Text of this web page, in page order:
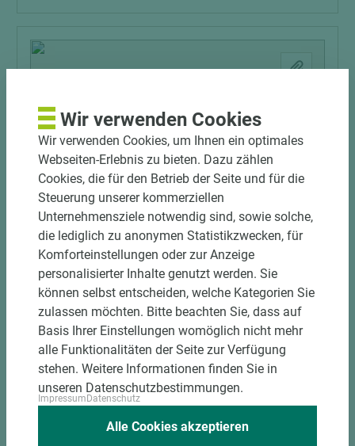
Art.-Nr. 06110000048
Innovus Dekorspanplatte DP FIRE X B 3002
Spezialweiß schwer entflammbar (B-s1-d0)
Länge (mm)
Breite (mm)
2.070
Stärke (mm)
Wir verwenden Cookies
Wir verwenden Cookies, um Ihnen ein optimales
Webseiten-Erlebnis zu bieten. Dazu zählen
Cookies, die für den Betrieb der Seite und für die
Steuerung unserer kommerziellen
Unternehmensziele notwendig sind, sowie solche,
die lediglich zu anonymen Statistikzwecken, für
Komforteinstellungen oder zur Anzeige
personalisierter Inhalte genutzt werden. Sie
können selbst entscheiden, welche Kategorien Sie
zulassen möchten. Bitte beachten Sie, dass auf
Basis Ihrer Einstellungen womöglich nicht mehr
alle Funktionalitäten der Seite zur Verfügung
stehen. Weitere Informationen finden Sie in
unseren Datenschutzbestimmungen.
Impressum Datenschutz
Alle Cookies akzeptieren